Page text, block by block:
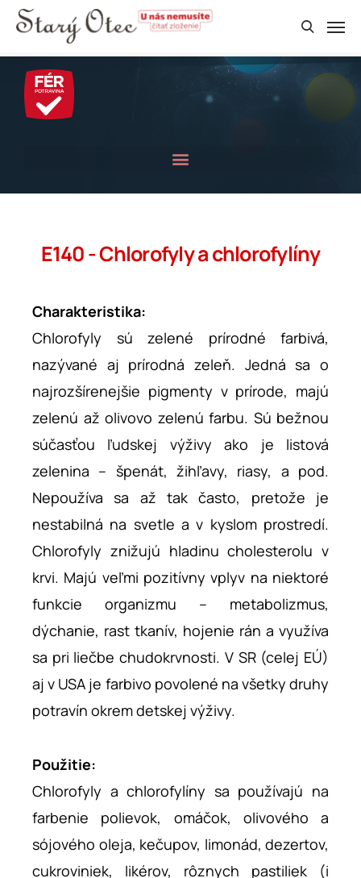
E140 - Chlorofyly a chlorofylíny
Charakteristika:
Chlorofyly sú zelené prírodné farbivá,
nazývané aj prírodná zeleň. Jedná sa o
najrozšírenejšie pigmenty v prírode, majú
zelenú až olivovo zelenú farbu. Sú bežnou
súčasťou ľudskej výživy ako je listová
zelenina – špenát, žihľavy, riasy, a pod.
Nepoužíva sa až tak často, pretože je
nestabilná na svetle a v kyslom prostredí.
Chlorofyly znižujú hladinu cholesterolu v
krvi. Majú veľmi pozitívny vplyv na niektoré
funkcie organizmu – metabolizmus,
dýchanie, rast tkanív, hojenie rán a využíva
sa pri liečbe chudokrvnosti. V SR (celej EÚ)
aj v USA je farbivo povolené na všetky druhy
potravín okrem detskej výživy.
Použitie:
Chlorofyly a chlorofylíny sa používajú na
farbenie polievok, omáčok, olivového a
sójového oleja, kečupov, limonád, dezertov,
cukroviniek, likérov, rôznych pastiliek (i